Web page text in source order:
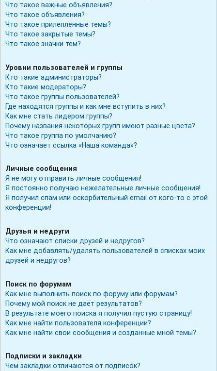
Что такое важные объявления?
Что такое объявления?
Что такое прилепленные темы?
Что такое закрытые темы?
Что такое значки тем?
Уровни пользователей и группы
Кто такие администраторы?
Кто такие модераторы?
Что такое группы пользователей?
Где находятся группы и как мне вступить в них?
Как мне стать лидером группы?
Почему названия некоторых групп имеют разные цвета?
Что такое группа по умолчанию?
Что означает ссылка «Наша команда»?
Личные сообщения
Я не могу отправить личные сообщения!
Я постоянно получаю нежелательные личные сообщения!
Я получил спам или оскорбительный email от кого-то с этой
конференции!
Друзья и недруги
Что означают списки друзей и недругов?
Как мне добавлять/удалять пользователей в списках моих
друзей и недругов?
Поиск по форумам
Как мне выполнить поиск по форуму или форумам?
Почему мой поиск не даёт результатов?
В результате моего поиска я получил пустую страницу!
Как мне найти пользователя конференции?
Как мне найти свои сообщения и созданные мной темы?
Подписки и закладки
Чем закладки отличаются от подписок?